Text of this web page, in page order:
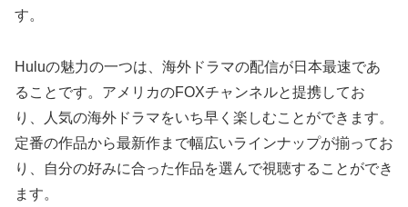
す。
Huluの魅力の一つは、海外ドラマの配信が日本最速であ
ることです。アメリカのFOXチャンネルと提携してお
り、人気の海外ドラマをいち早く楽しむことができます。
定番の作品から最新作まで幅広いラインナップが揃ってお
り、自分の好みに合った作品を選んで視聴することができ
ます。